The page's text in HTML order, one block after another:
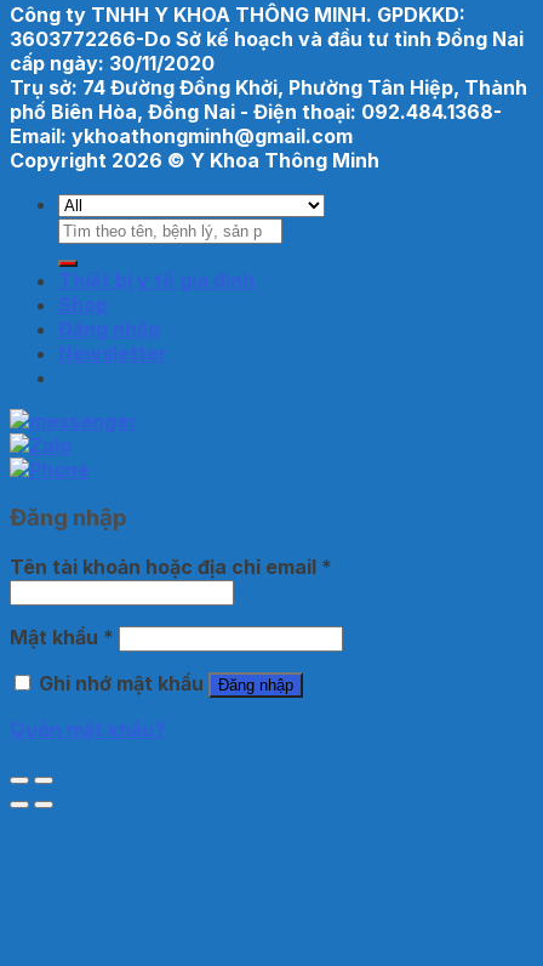
Công ty TNHH Y KHOA THÔNG MINH. GPDKKD:
3603772266-Do Sở kế hoạch và đầu tư tỉnh Đồng Nai
cấp ngày: 30/11/2020
Trụ sở: 74 Đường Đồng Khởi, Phường Tân Hiệp, Thành
phố Biên Hòa, Đồng Nai - Điện thoại: 092.484.1368-
Email: ykhoathongminh@gmail.com
Copyright 2026 © Y Khoa Thông Minh
Tìm
kiếm:
Thiết bị y tế gia đình
Shop
Đăng nhập
Newsletter
Đăng nhập
Tên tài khoản hoặc địa chỉ email *
Mật khẩu *
Ghi nhớ mật khẩu
Đăng nhập
Quên mật khẩu?